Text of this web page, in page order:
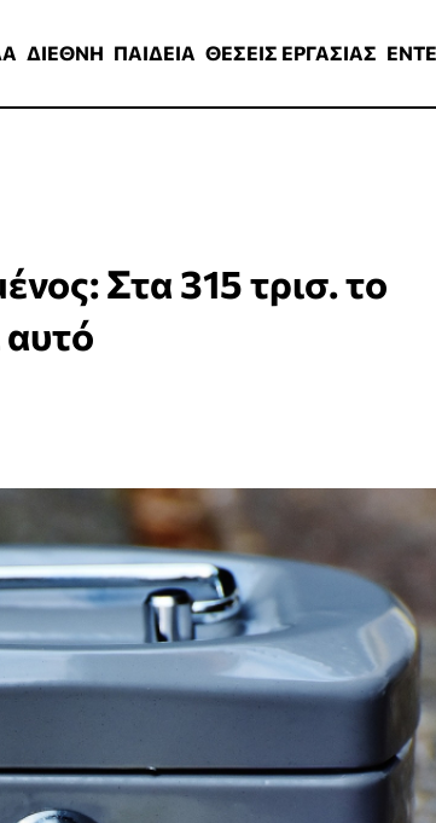
ΔΙΕΘΝΗ ΠΑΙΔΕΙΑ ΘΕΣΕΙΣ ΕΡΓΑΣΙΑΣ
Στα 315 τρισ. το
αυτό